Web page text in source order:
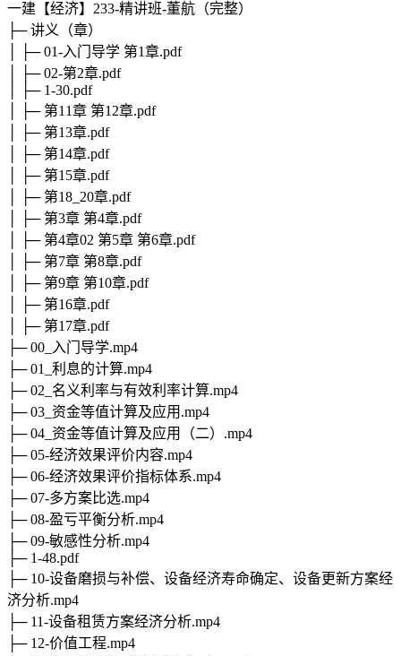
一建【经济】233-精讲班-董航（完整）
├─ 讲义（章）
│ ├─ 01-入门导学 第1章.pdf
│ ├─ 02-第2章.pdf
│ ├─ 1-30.pdf
│ ├─ 第11章 第12章.pdf
│ ├─ 第13章.pdf
│ ├─ 第14章.pdf
│ ├─ 第15章.pdf
│ ├─ 第18_20章.pdf
│ ├─ 第3章 第4章.pdf
│ ├─ 第4章02 第5章 第6章.pdf
│ ├─ 第7章 第8章.pdf
│ ├─ 第9章 第10章.pdf
│ ├─ 第16章.pdf
│ ├─ 第17章.pdf
├─ 00_入门导学.mp4
├─ 01_利息的计算.mp4
├─ 02_名义利率与有效利率计算.mp4
├─ 03_资金等值计算及应用.mp4
├─ 04_资金等值计算及应用（二）.mp4
├─ 05-经济效果评价内容.mp4
├─ 06-经济效果评价指标体系.mp4
├─ 07-多方案比选.mp4
├─ 08-盈亏平衡分析.mp4
├─ 09-敏感性分析.mp4
├─ 1-48.pdf
├─ 10-设备磨损与补偿、设备经济寿命确定、设备更新方案经
济分析.mp4
├─ 11-设备租赁方案经济分析.mp4
├─ 12-价值工程.mp4